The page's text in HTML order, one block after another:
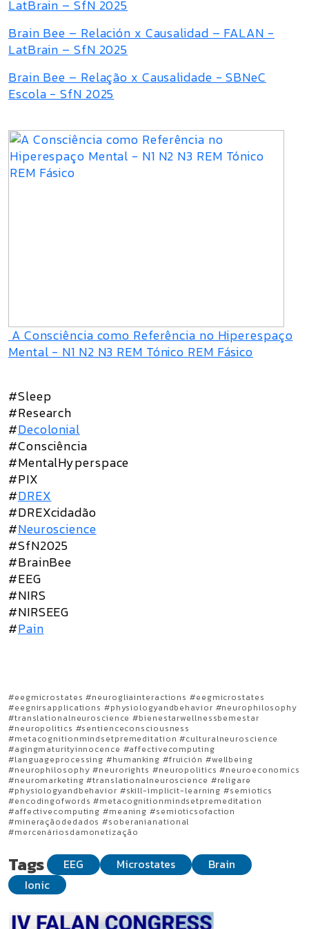
LatBrain – SfN 2025
Brain Bee – Relación x Causalidad – FALAN -
LatBrain – SfN 2025
Brain Bee – Relação x Causalidade - SBNeC
Escola - SfN 2025
A Consciência como Referência no Hiperespaço
Mental - N1 N2 N3 REM Tónico REM Fásico
#Sleep
#Research
#Decolonial
#Consciência
#MentalHyperspace
#PIX
#DREX
#DREXcidadão
#Neuroscience
#SfN2025
#BrainBee
#EEG
#NIRS
#NIRSEEG
#Pain
#eegmicrostates #neurogliainteractions #eegmicrostates
#eegnirsapplications #physiologyandbehavior #neurophilosophy
#translationalneuroscience #bienestarwellnessbemestar
#neuropolitics #sentienceconsciousness
#metacognitionmindsetpremeditation #culturalneuroscience
#agingmaturityinnocence #affectivecomputing
#languageprocessing #humanking #fruición #wellbeing
#neurophilosophy #neurorights #neuropolitics #neuroeconomics
#neuromarketing #translationalneuroscience #religare
#physiologyandbehavior #skill-implicit-learning #semiotics
#encodingofwords #metacognitionmindsetpremeditation
#affectivecomputing #meaning #semioticsofaction
#mineraçãodedados #soberanianational
#mercenáriosdamonetização
Tags EEG Microstates
Brain
Ionic